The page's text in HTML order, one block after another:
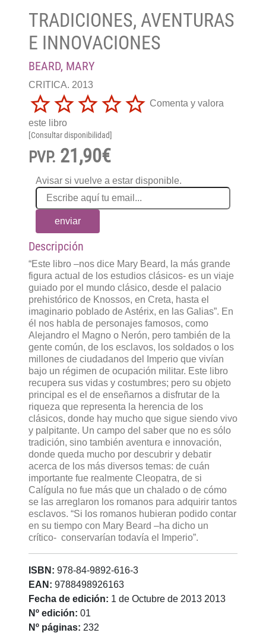
TRADICIONES, AVENTURAS
E INNOVACIONES
BEARD, MARY
CRITICA. 2013
Comenta y valora
este libro
[Consultar disponibilidad]
PVP. 21,90€
Avisar si vuelve a estar disponible.
enviar
Descripción
“Este libro –nos dice Mary Beard, la más grande
figura actual de los estudios clásicos- es un viaje
guiado por el mundo clásico, desde el palacio
prehistórico de Knossos, en Creta, hasta el
imaginario poblado de Astérix, en las Galias”. En
él nos habla de personajes famosos, como
Alejandro el Magno o Nerón, pero también de la
gente común, de los esclavos, los soldados o los
millones de ciudadanos del Imperio que vivían
bajo un régimen de ocupación militar. Este libro
recupera sus vidas y costumbres; pero su objeto
principal es el de enseñarnos a disfrutar de la
riqueza que representa la herencia de los
clásicos, donde hay mucho que sigue siendo vivo
y palpitante. Un campo del saber que no es sólo
tradición, sino también aventura e innovación,
donde queda mucho por descubrir y debatir
acerca de los más diversos temas: de cuán
importante fue realmente Cleopatra, de si
Calígula no fue más que un chalado o de cómo
se las arreglaron los romanos para adquirir tantos
esclavos. “Si los romanos hubieran podido contar
en su tiempo con Mary Beard –ha dicho un
crítico- conservarían todavía el Imperio”.
ISBN: 978-84-9892-616-3
EAN: 9788498926163
Fecha de edición: 1 de Octubre de 2013 2013
Nº edición: 01
Nº páginas: 232